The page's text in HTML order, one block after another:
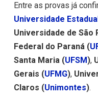
Entre as provas já
Universidade
Universidade de São
Federal do Paraná (
Santa Maria (UFSM),
Gerais (UFMG),
Claros (Unimontes).